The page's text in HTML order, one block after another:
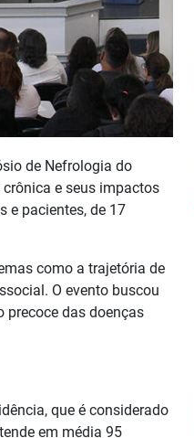
de Nefrologia do
e seus impactos
e pacientes, de 17
como a trajetória de
O evento buscou
precoce das doenças
que é considerado
em média 95